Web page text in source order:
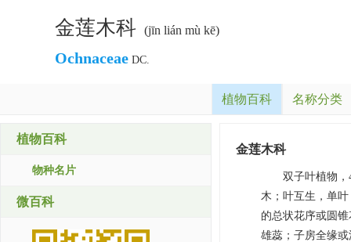
金莲木科 (jīn lián mù kē)
Ochnaceae DC.
植物百科 名称分类
植物百科
物种名片
微百科
金莲木科
双子叶植物
木；叶互生，单
的总状花序或圆
雄蕊；子房全缘